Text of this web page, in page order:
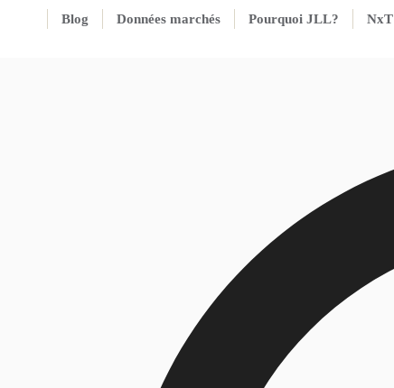
Blog Données marchés Pourquoi JLL? NxT